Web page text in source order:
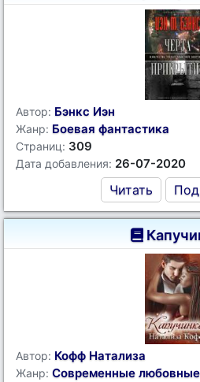
Автор: Бэнкс Иэн
Жанр: Боевая фантастика
Страниц: 309
Дата добавления: 26-07-2020
Читать
Автор: Кофф Натализа
Жанр: Современные